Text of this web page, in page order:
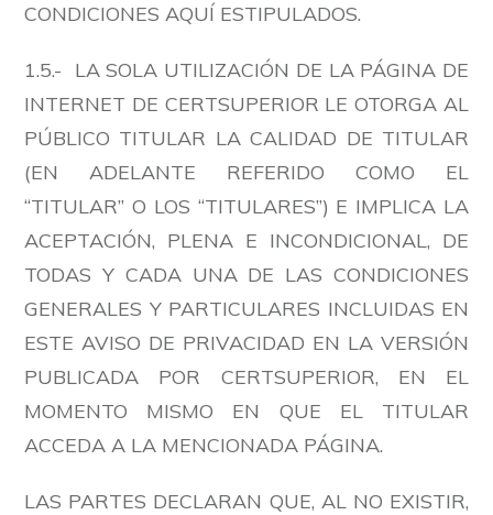
CONDICIONES AQUÍ ESTIPULADOS.
1.5.- LA SOLA UTILIZACIÓN DE LA PÁGINA DE
INTERNET DE CERTSUPERIOR LE OTORGA AL
PÚBLICO TITULAR LA CALIDAD DE TITULAR
(EN ADELANTE REFERIDO COMO EL
“TITULAR” O LOS “TITULARES”) E IMPLICA LA
ACEPTACIÓN, PLENA E INCONDICIONAL, DE
TODAS Y CADA UNA DE LAS CONDICIONES
GENERALES Y PARTICULARES INCLUIDAS EN
ESTE AVISO DE PRIVACIDAD EN LA VERSIÓN
PUBLICADA POR CERTSUPERIOR, EN EL
MOMENTO MISMO EN QUE EL TITULAR
ACCEDA A LA MENCIONADA PÁGINA.
LAS PARTES DECLARAN QUE, AL NO EXISTIR,